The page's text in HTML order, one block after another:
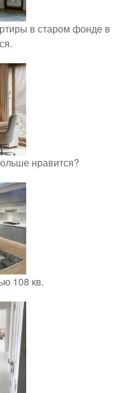
в старом фонде в
нравится?
108 кв.